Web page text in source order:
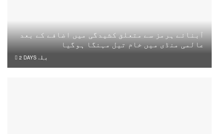
آبنائے ہرمز سے متعلق کشیدگی میں اضافے کے بعد
عالمی منڈی میں خام تیل مہنگا ہوگیا
2 DAYS پہلے